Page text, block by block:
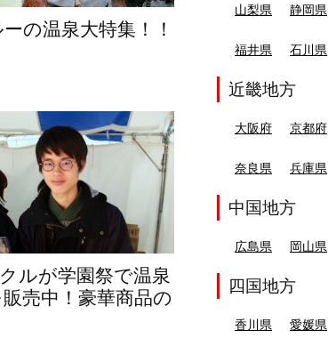
の温泉大特集！！
ルが学園祭で温泉
売中！豪華商品の
山梨県 静岡県
福井県 石川県
近畿地方
大阪府 京都府
奈良県 兵庫県
中国地方
広島県 岡山県
四国地方
香川県 愛媛県